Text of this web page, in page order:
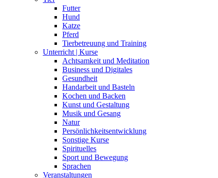
Futter
Hund
Katze
Pferd
Tierbetreuung und Training
Unterricht | Kurse
Achtsamkeit und Meditation
Business und Digitales
Gesundheit
Handarbeit und Basteln
Kochen und Backen
Kunst und Gestaltung
Musik und Gesang
Natur
Persönlichkeitsentwicklung
Sonstige Kurse
Spirituelles
Sport und Bewegung
Sprachen
Veranstaltungen